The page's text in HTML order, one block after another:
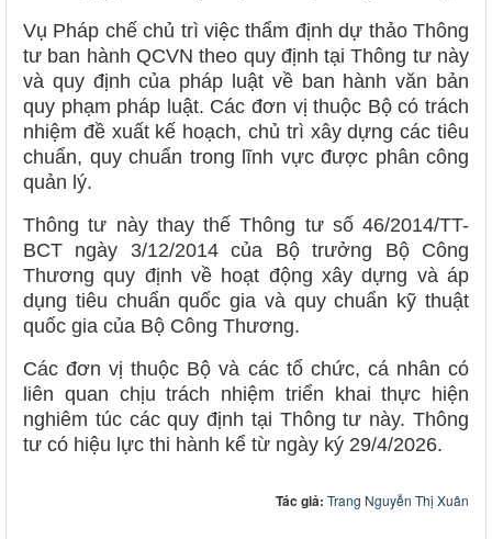
Vụ Pháp chế chủ trì việc thẩm định dự thảo Thông
tư ban hành QCVN theo quy định tại Thông tư này
và quy định của pháp luật về ban hành văn bản
quy phạm pháp luật. Các đơn vị thuộc Bộ có trách
nhiệm đề xuất kế hoạch, chủ trì xây dựng các tiêu
chuẩn, quy chuẩn trong lĩnh vực được phân công
quản lý.
Thông tư này thay thế Thông tư số 46/2014/TT-
BCT ngày 3/12/2014 của Bộ trưởng Bộ Công
Thương quy định về hoạt động xây dựng và áp
dụng tiêu chuẩn quốc gia và quy chuẩn kỹ thuật
quốc gia của Bộ Công Thương.
Các đơn vị thuộc Bộ và các tổ chức, cá nhân có
liên quan chịu trách nhiệm triển khai thực hiện
nghiêm túc các quy định tại Thông tư này. Thông
tư có hiệu lực thi hành kể từ ngày ký 29/4/2026.
Tác giả: Trang Nguyễn Thị Xuân